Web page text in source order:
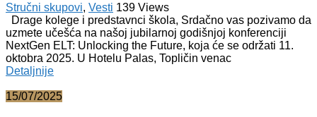
Stručni skupovi, Vesti 139 Views
Drage kolege i predstavnci škola, Srdačno vas pozivamo da
uzmete učešća na našoj jubilarnoj godišnjoj konferenciji
NextGen ELT: Unlocking the Future, koja će se održati 11.
oktobra 2025. U Hotelu Palas, Topličin venac
Detaljnije
15/07/2025